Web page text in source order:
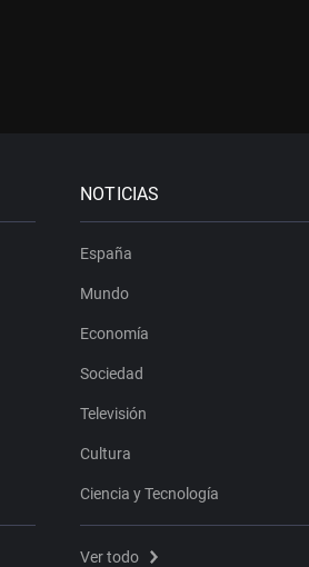
NOTICIAS
España
Mundo
Economía
Sociedad
Televisión
Cultura
Ciencia y Tecnología
Ver todo